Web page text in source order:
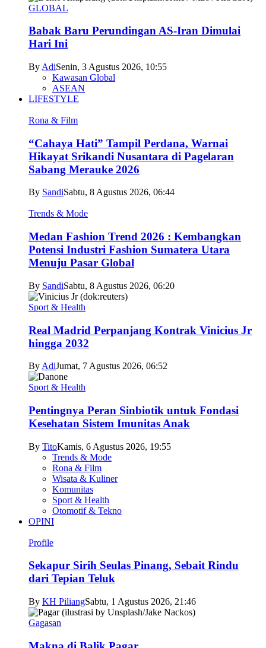
GLOBAL
Babak Baru Perundingan AS-Iran Dimulai
Hari Ini
By AdiSenin, 3 Agustus 2026, 10:55
Kawasan Global
ASEAN
LIFESTYLE
Rona & Film
“Cahaya Hati” Tampil Perdana, Warnai
Hikayat Srikandi Nusantara di Pagelaran
Sabang Merauke 2026
By SandiSabtu, 8 Agustus 2026, 06:44
Trends & Mode
Medan Fashion Trend 2026 : Kembangkan
Potensi Industri Fashion Sumatera Utara
Menuju Pasar Global
By SandiSabtu, 8 Agustus 2026, 06:20
Sport & Health
Real Madrid Perpanjang Kontrak Vinicius Jr
hingga 2032
By AdiJumat, 7 Agustus 2026, 06:52
Sport & Health
Pentingnya Peran Sinbiotik untuk Fondasi
Kesehatan Sistem Imunitas Anak
By TitoKamis, 6 Agustus 2026, 19:55
Trends & Mode
Rona & Film
Wisata & Kuliner
Komunitas
Sport & Health
Otomotif & Tekno
OPINI
Profile
Sekapur Sirih Seulas Pinang, Sebait Rindu
dari Tepian Teluk
By KH PiliangSabtu, 1 Agustus 2026, 21:46
Gagasan